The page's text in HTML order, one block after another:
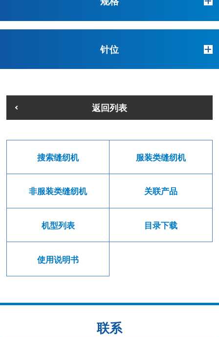
针位
返回列表
搜索缝纫机 服装类缝纫机
非服装类缝纫机 关联产品
机型列表 目录下载
使用说明书
联系